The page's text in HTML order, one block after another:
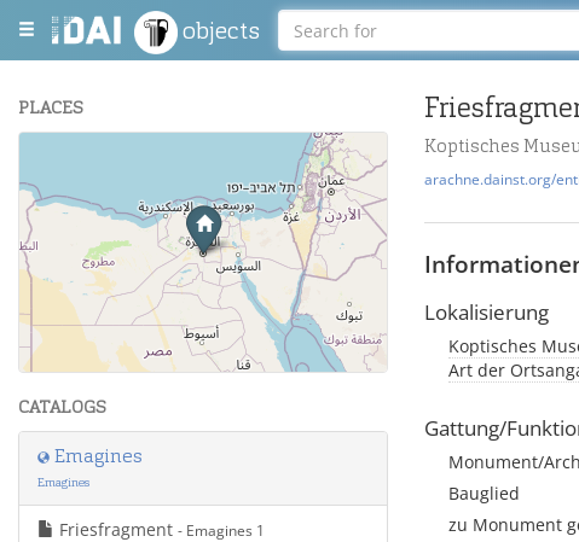
objects
PLACES
−
Leaflet| Maps and Data © OpenStreetMap
CATALOGS
Emagines
Emagines
Friesfragment - Emagines 1
Koptisches
arachne.dainst.org/
Lokalisierung
Koptisches
Art der
Gattung/
Monument/
Bauglied
zu Monument